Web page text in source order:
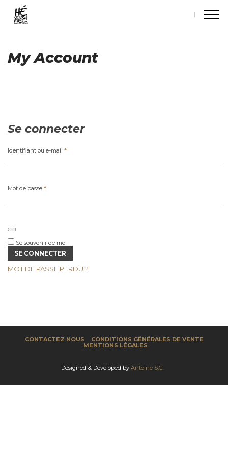
My Account
Se connecter
Identifiant ou e-mail *Obligatoire
Mot de passe *Obligatoire
Se souvenir de moi
SE CONNECTER
MOT DE PASSE PERDU ?
CONTACTEZ NOUS
CONDITIONS GÉNÉRALES DE VENTE
MENTIONS LÉGALES
Designed & Developed by Antoine S.G.